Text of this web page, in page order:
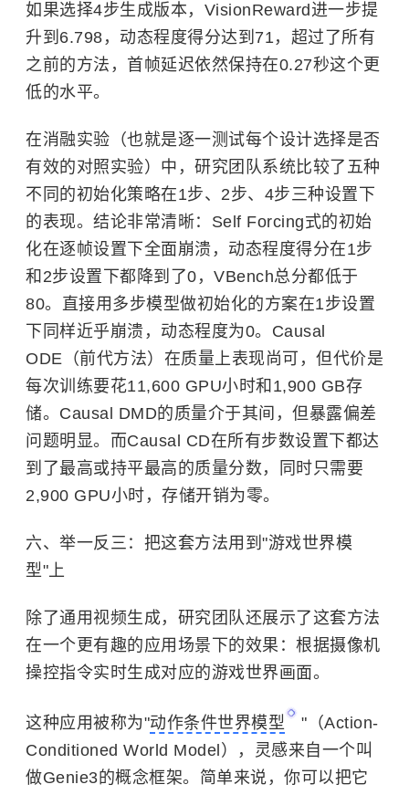
如果选择4步生成版本，VisionReward进一步提
升到6.798，动态程度得分达到71，超过了所有
之前的方法，首帧延迟依然保持在0.27秒这个更
低的水平。
在消融实验（也就是逐一测试每个设计选择是否
有效的对照实验）中，研究团队系统比较了五种
不同的初始化策略在1步、2步、4步三种设置下
的表现。结论非常清晰：Self Forcing式的初始
化在逐帧设置下全面崩溃，动态程度得分在1步
和2步设置下都降到了0，VBench总分都低于
80。直接用多步模型做初始化的方案在1步设置
下同样近乎崩溃，动态程度为0。Causal
ODE（前代方法）在质量上表现尚可，但代价是
每次训练要花11,600 GPU小时和1,900 GB存
储。Causal DMD的质量介于其间，但暴露偏差
问题明显。而Causal CD在所有步数设置下都达
到了最高或持平最高的质量分数，同时只需要
2,900 GPU小时，存储开销为零。
六、举一反三：把这套方法用到"游戏世界模
型"上
除了通用视频生成，研究团队还展示了这套方法
在一个更有趣的应用场景下的效果：根据摄像机
操控指令实时生成对应的游戏世界画面。
这种应用被称为"动作条件世界模型
"（Action-
Conditioned World Model），灵感来自一个叫
做Genie3的概念框架。简单来说，你可以把它